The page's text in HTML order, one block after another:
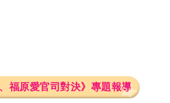
福原愛官司對決》專題報導